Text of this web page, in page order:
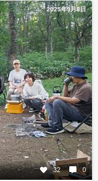
2025年9月8日
32 0